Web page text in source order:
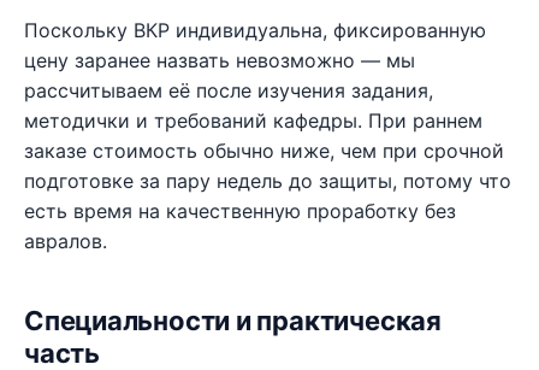
Поскольку ВКР индивидуальна, фиксированную
цену заранее назвать невозможно — мы
рассчитываем её после изучения задания,
методички и требований кафедры. При раннем
заказе стоимость обычно ниже, чем при срочной
подготовке за пару недель до защиты, потому что
есть время на качественную проработку без
авралов.
Специальности и практическая
часть